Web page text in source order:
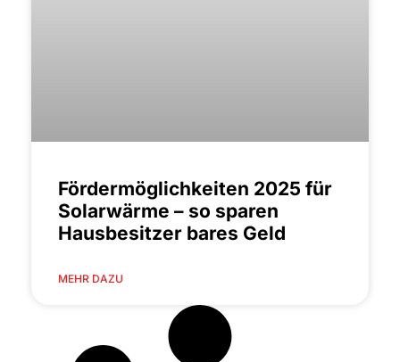
Fördermöglichkeiten 2025 für
Solarwärme – so sparen
Hausbesitzer bares Geld
MEHR DAZU